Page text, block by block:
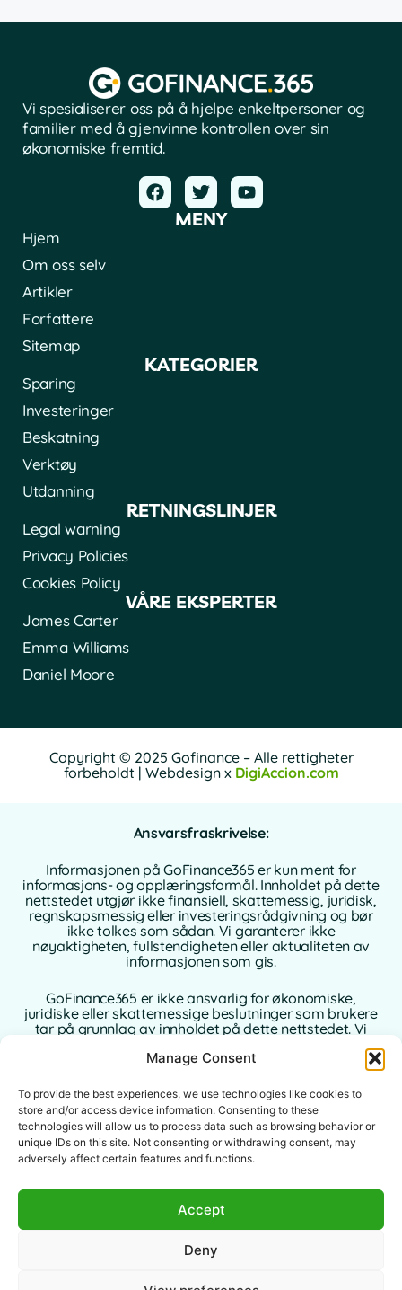
Manage Consent
To provide the best experiences, we use technologies like cookies to
store and/or access device information. Consenting to these
technologies will allow us to process data such as browsing behavior or
unique IDs on this site. Not consenting or withdrawing consent, may
adversely affect certain features and functions.
Accept
Deny
Vi spesialiserer oss på å hjelpe enkeltpersoner og
familier med å gjenvinne kontrollen over sin
økonomiske fremtid.
MENY
Hjem
Om oss selv
Artikler
Forfattere
Sitemap
KATEGORIER
Sparing
Investeringer
Beskatning
Verktøy
Utdanning
RETNINGSLINJER
Legal warning
Privacy Policies
Cookies Policy
VÅRE EKSPERTER
James Carter
Emma Williams
Daniel Moore
Copyright © 2025 Gofinance – Alle rettigheter
forbeholdt | Webdesign x DigiAccion.com
Ansvarsfraskrivelse:
Informasjonen på GoFinance365 er kun ment for
informasjons- og opplæringsformål. Innholdet på dette
nettstedet utgjør ikke finansiell, skattemessig, juridisk,
regnskapsmessig eller investeringsrådgivning og bør
ikke tolkes som sådan. Vi garanterer ikke
nøyaktigheten, fullstendigheten eller aktualiteten av
informasjonen som gis.
GoFinance365 er ikke ansvarlig for økonomiske,
juridiske eller skattemessige beslutninger som brukere
tar på grunnlag av innholdet på dette nettstedet. Vi
kvalifisert og autorisert profesjonell rådgiver i ditt
hjemland før du tar beslutninger om dine personlige
eller forretningsmessige finanser.
Bruk av dette nettstedet innebærer full aksept av
denne ansvarsfraskrivelsen. Verken GoFinance365 eller
dets forfattere eller bidragsytere påtar seg noe ansvar
som følge av bruken av informasjonen som gis.
nødvendigvis gjeldende eller tillatt i alle jurisdiksjoner.
relevansen og anvendbarheten av innholdet i henhold